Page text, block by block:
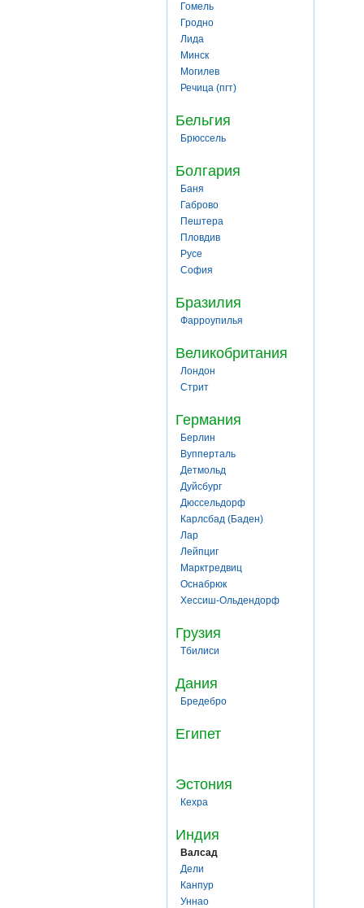
Гомель
Гродно
Лида
Минск
Могилев
Речица (пгт)
Бельгия
Брюссель
Болгария
Баня
Габрово
Пештера
Пловдив
Русе
София
Бразилия
Фарроупилья
Великобритания
Лондон
Стрит
Германия
Берлин
Вупперталь
Детмольд
Дуйсбург
Дюссельдорф
Карлсбад (Баден)
Лар
Лейпциг
Марктредвиц
Оснабрюк
Хессиш-Ольдендорф
Грузия
Тбилиси
Дания
Бредебро
Египет
Эстония
Кехра
Индия
Валсад
Дели
Канпур
Уннао